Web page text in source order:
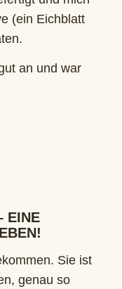
(ein Eichblatt
an und war
EINE
Sie ist
genau so